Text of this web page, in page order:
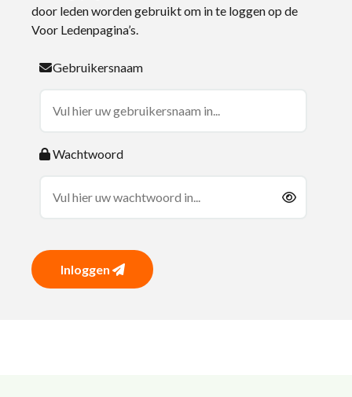
door leden worden gebruikt om in te loggen op de
Voor Ledenpagina’s.
Gebruikersnaam
Wachtwoord
Inloggen